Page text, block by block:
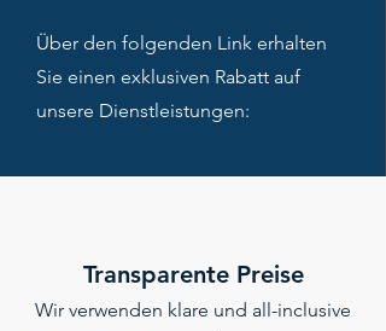
Über den folgenden Link erhalten
Sie einen exklusiven Rabatt auf
unsere Dienstleistungen:
Transparente Preise
Wir verwenden klare und all-inclusive